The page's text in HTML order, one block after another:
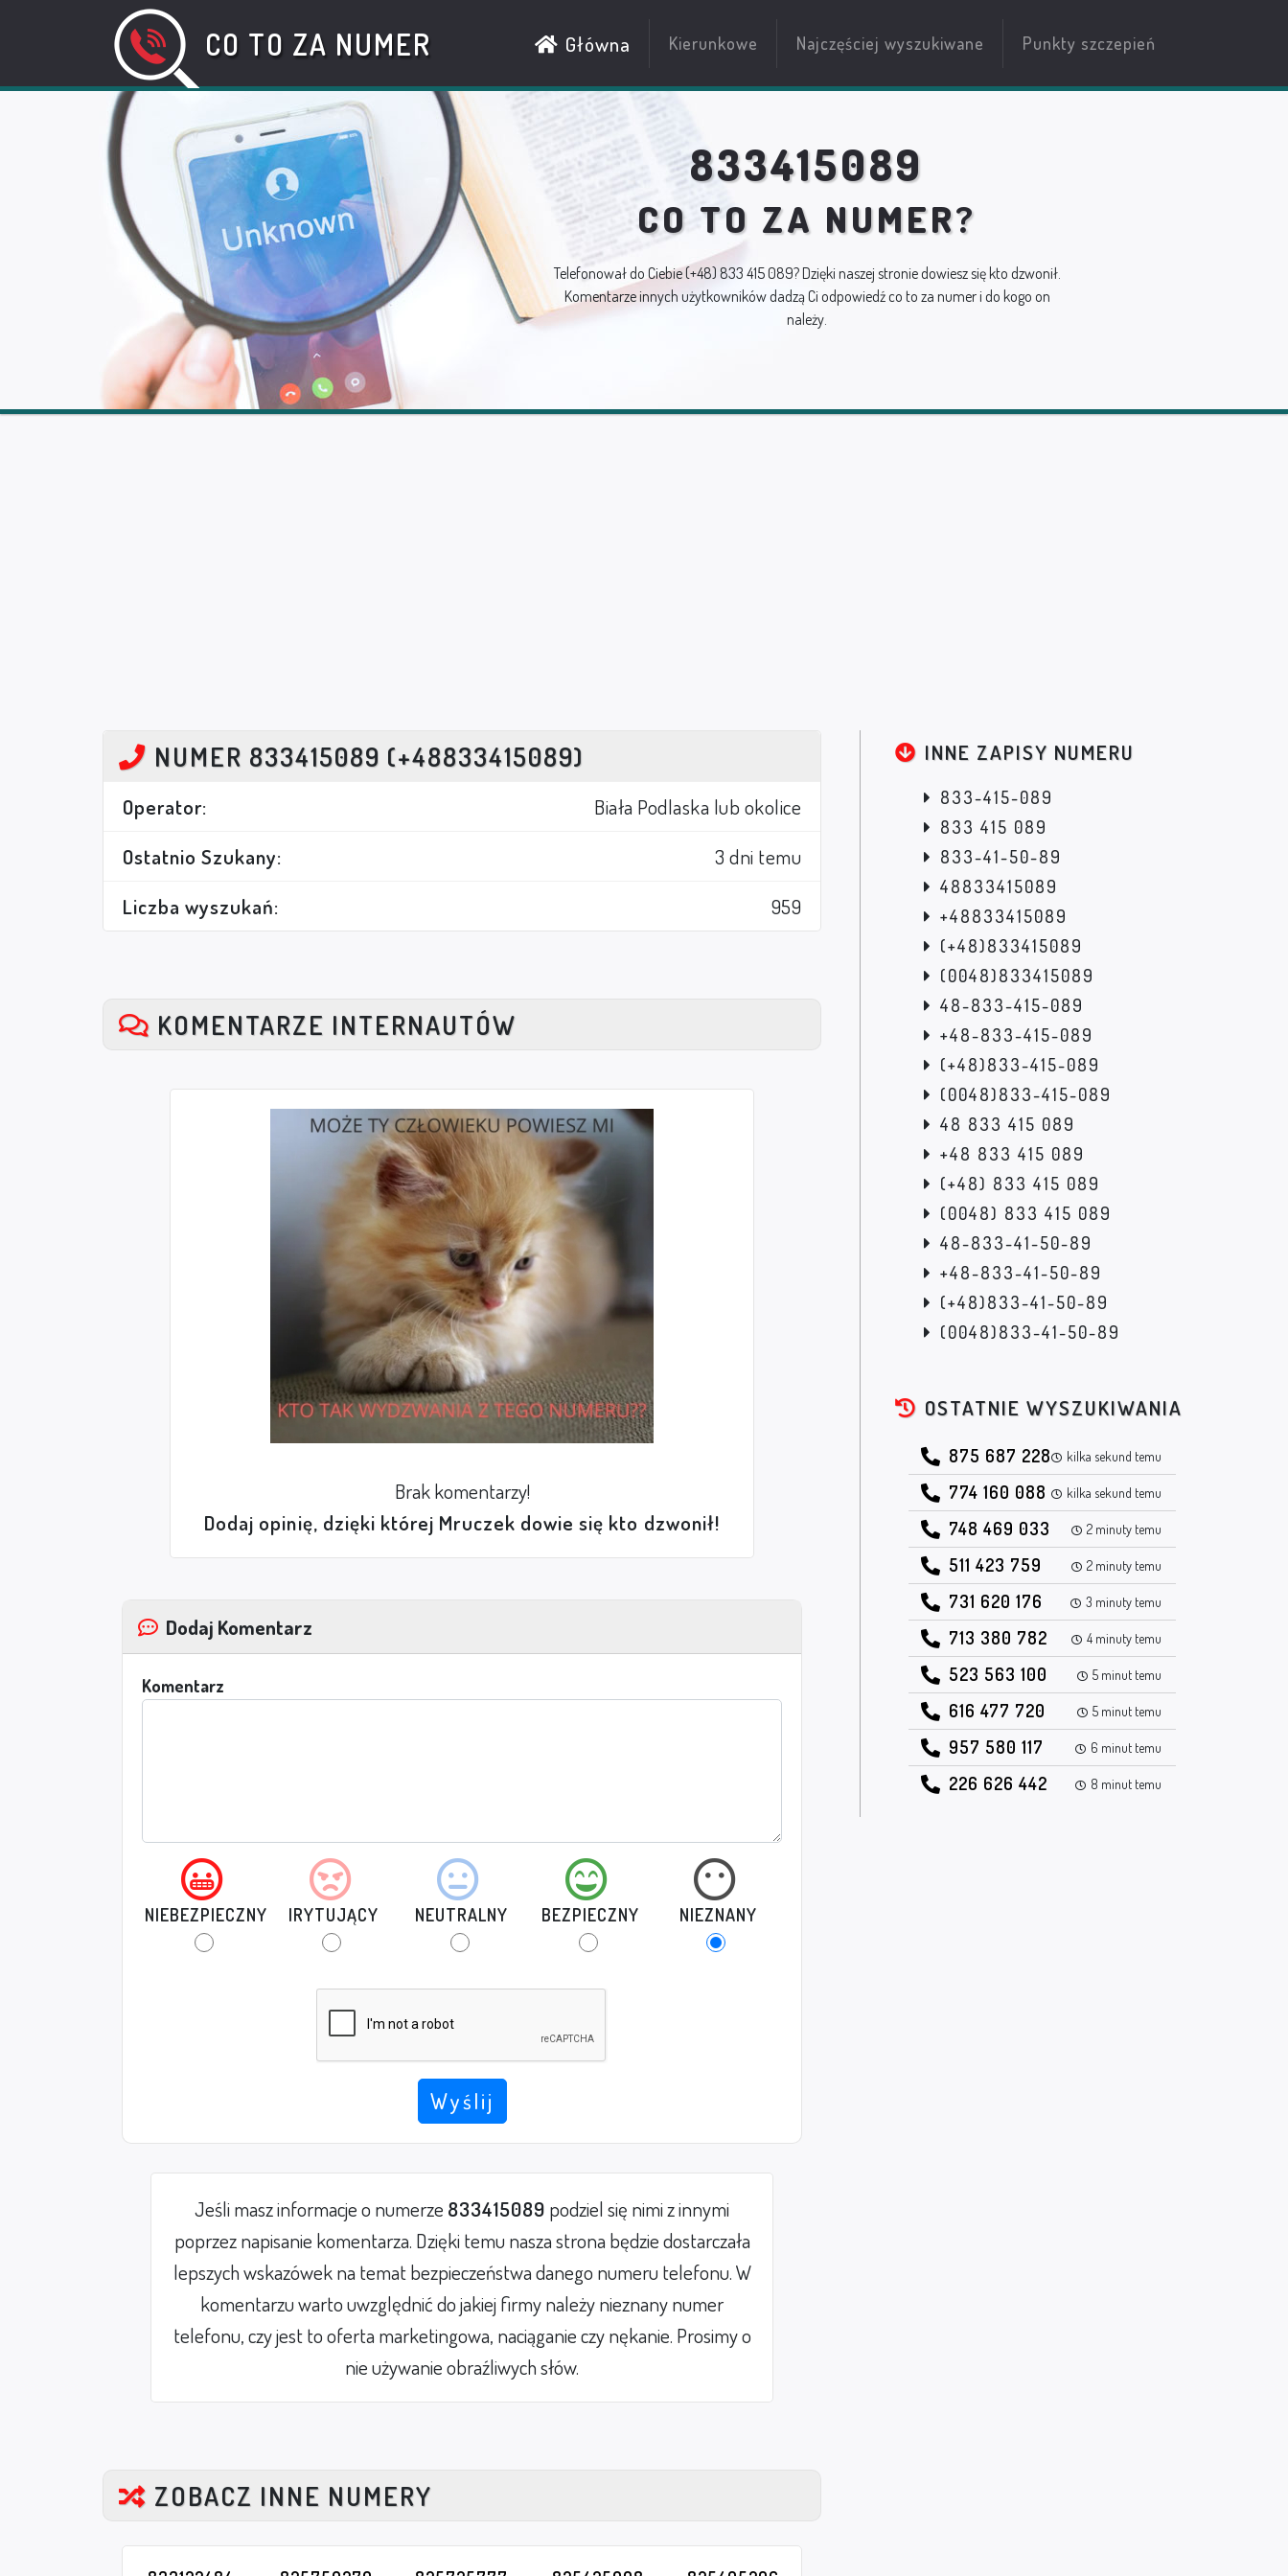
CO TO ZA NUMER Główna Kierunkowe Najczęściej wyszukiwane Punkty szczepień
833415089
CO TO ZA NUMER?
Telefonował do Ciebie(+48) 833 415 089? Dzięki naszej stronie dowiesz się kto dzwonił.
Komentarze innych użytkowników dadzą Ci odpowiedź co to za numer i do kogo on
należy.
NUMER 833415089 (+48833415089)
Operator:
Biała Podlaska lub okolice
Ostatnio Szukany:
3 dni temu
Liczba wyszukań:
959
KOMENTARZE INTERNAUTÓW
Brak komentarzy!
Dodaj opinię, dzięki której Mruczek dowie się kto dzwonił!
Dodaj Komentarz
Komentarz
NIEBEZPIECZNY IRYTUJĄCY NEUTRALNY BEZPIECZNY NIEZNANY
Wyślij
Jeśli masz informacje o numerze 833415089 podziel się nimi z innymi
poprzez napisanie komentarza. Dzięki temu nasza strona będzie dostarczała
lepszych wskazówek na temat bezpieczeństwa danego numeru telefonu. W
komentarzu warto uwzględnić do jakiej firmy należy nieznany numer
telefonu, czy jest to oferta marketingowa, naciąganie czy nękanie. Prosimy o
nie używanie obraźliwych słów.
ZOBACZ INNE NUMERY
INNE ZAPISY NUMERU
833-415-089
833 415 089
833-41-50-89
48833415089
+48833415089
(+48)833415089
(0048)833415089
48-833-415-089
+48-833-415-089
(+48)833-415-089
(0048)833-415-089
48 833 415 089
+48 833 415 089
(+48) 833 415 089
(0048) 833 415 089
48-833-41-50-89
+48-833-41-50-89
(+48)833-41-50-89
(0048)833-41-50-89
OSTATNIE WYSZUKIWANIA
875 687 228 kilka sekund temu
774 160 088 kilka sekund temu
748 469 033 2 minuty temu
511 423 759 2 minuty temu
731 620 176 3 minuty temu
713 380 782 4 minuty temu
523 563 100 5 minut temu
616 477 720 5 minut temu
957 580 117 6 minut temu
226 626 442 8 minut temu